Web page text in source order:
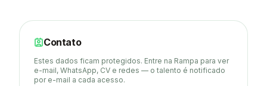
Contato
Estes dados ficam protegidos. Entre na Rampa para ver
e-mail, WhatsApp, CV e redes — o talento é notificado
por e-mail a cada acesso.